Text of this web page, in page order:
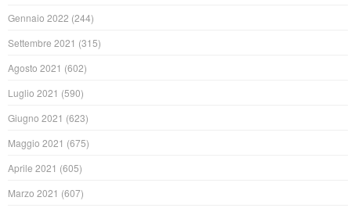
Gennaio 2022 (244)
Settembre 2021 (315)
Agosto 2021 (602)
Luglio 2021 (590)
Giugno 2021 (623)
Maggio 2021 (675)
Aprile 2021 (605)
Marzo 2021 (607)